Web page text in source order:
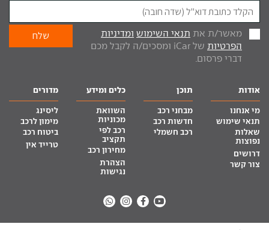
מאשר/ת את תנאי השימוש ומדיניות
הפרטיות
של iCar ומסכים/ה לקבל מכם
דברי פרסום.
אודות
מי אנחנו
תנאי שימוש
שאלות
נפוצות
דרושים
צור קשר
תוכן
מבחני רכב
חדשות רכב
רכב חשמלי
כלים ומידע
השוואת
מכוניות
רכב לפי
תקציב
מחירון רכב
הצהרת
נגישות
מדורים
ליסינג
מימון לרכב
ביטוח רכב
טרייד אין